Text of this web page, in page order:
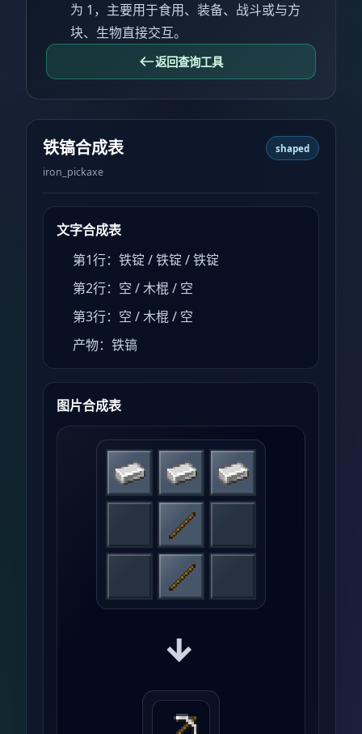
为 1，主要用于食用、装备、战斗或与方
块、生物直接交互。
返回查询工具
铁镐合成表
iron_pickaxe
shaped
文字合成表
第1行：铁锭 / 铁锭 / 铁锭
第2行：空 / 木棍 / 空
第3行：空 / 木棍 / 空
产物：铁镐
图片合成表
→